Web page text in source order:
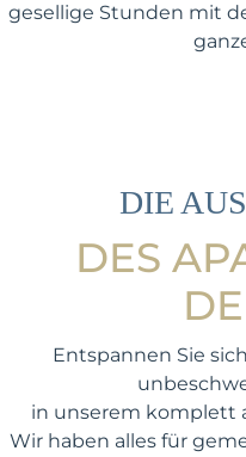
gesellige Stunden mit
DIE
DES
Entspannen Sie
in unserem komplett
Wir haben alles für